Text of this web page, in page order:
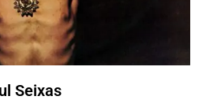
Seixas